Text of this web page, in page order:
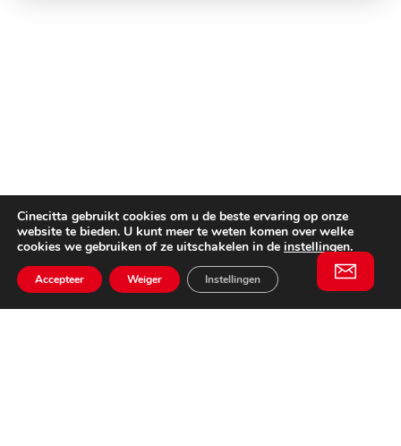
Cinecitta gebruikt cookies om u de beste ervaring op onze
website te bieden. U kunt meer te weten komen over welke
cookies we gebruiken of ze uitschakelen in de instellingen.
Accepteer Weiger Instellingen